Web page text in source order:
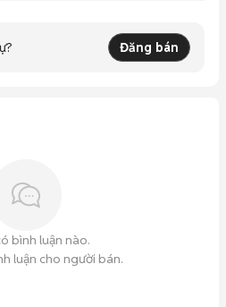
Đăng bán
bình luận nào.
luận cho người bán.